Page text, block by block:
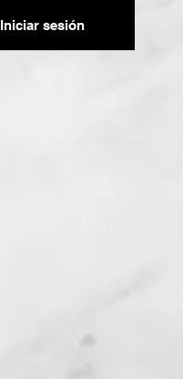
Iniciar sesión